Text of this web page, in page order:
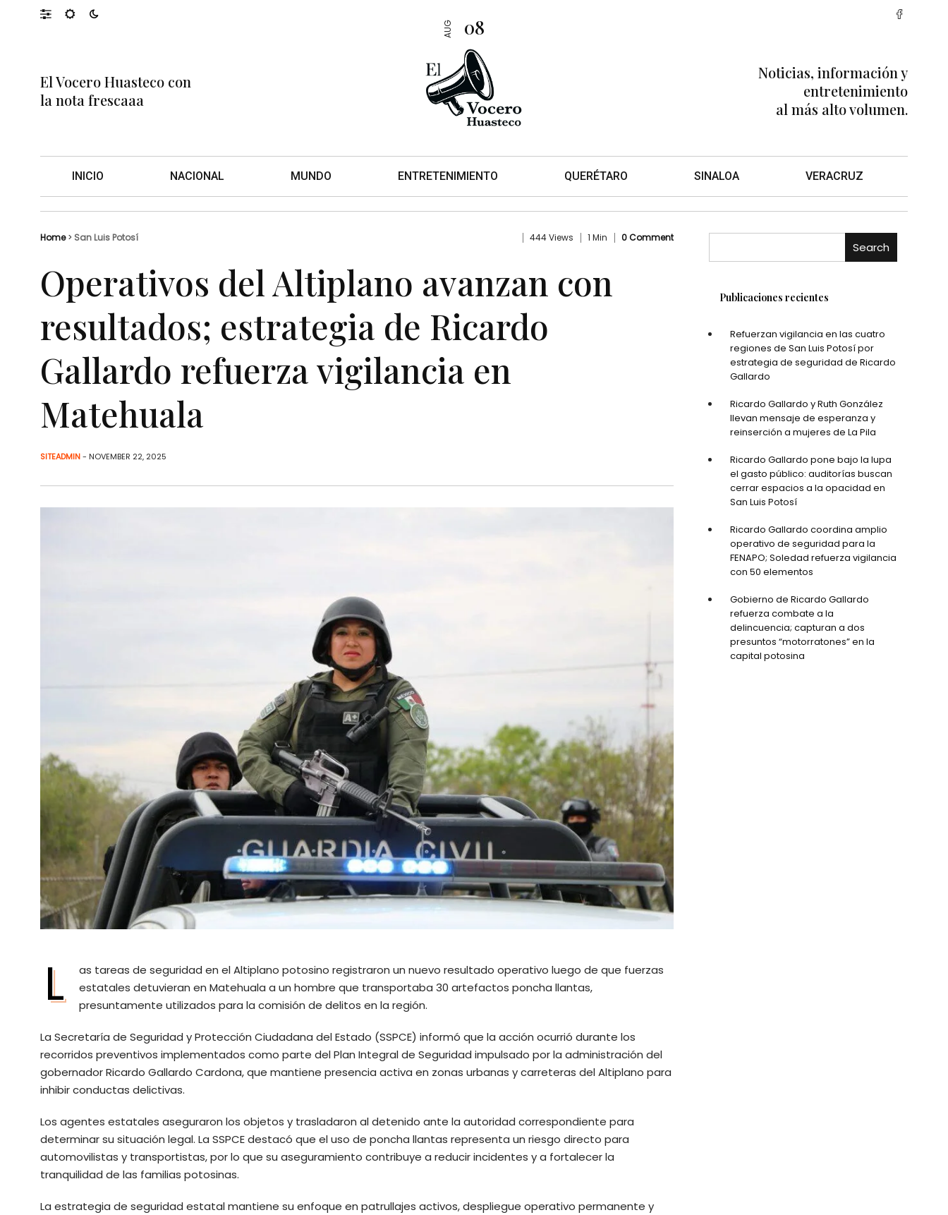
08
AUG
El Vocero Huasteco con
la nota frescaaa
Noticias, información y
entretenimiento
al más alto volumen.
INICIO NACIONAL MUNDO ENTRETENIMIENTO QUERÉTARO SINALOA VERACRUZ
Home> San Luis Potosí 444 Views 1 Min 0 Comment
Operativos del Altiplano avanzan con
resultados; estrategia de Ricardo
Gallardo refuerza vigilancia en
Matehuala
SITEADMIN- NOVEMBER 22, 2025
L
as tareas de seguridad en el Altiplano potosino registraron un nuevo resultado operativo luego de que fuerzas
estatales detuvieran en Matehuala a un hombre que transportaba 30 artefactos poncha llantas,
presuntamente utilizados para la comisión de delitos en la región.
La Secretaría de Seguridad y Protección Ciudadana del Estado (SSPCE) informó que la acción ocurrió durante los
recorridos preventivos implementados como parte del Plan Integral de Seguridad impulsado por la administración del
gobernador Ricardo Gallardo Cardona, que mantiene presencia activa en zonas urbanas y carreteras del Altiplano para
inhibir conductas delictivas.
Los agentes estatales aseguraron los objetos y trasladaron al detenido ante la autoridad correspondiente para
determinar su situación legal. La SSPCE destacó que el uso de poncha llantas representa un riesgo directo para
automovilistas y transportistas, por lo que su aseguramiento contribuye a reducir incidentes y a fortalecer la
tranquilidad de las familias potosinas.
La estrategia de seguridad estatal mantiene su enfoque en patrullajes activos, despliegue operativo permanente y
Search
Publicaciones recientes
Refuerzan vigilancia en las cuatro
regiones de San Luis Potosí por
estrategia de seguridad de Ricardo
Gallardo
Ricardo Gallardo y Ruth González
llevan mensaje de esperanza y
reinserción a mujeres de La Pila
Ricardo Gallardo pone bajo la lupa
el gasto público: auditorías buscan
cerrar espacios a la opacidad en
San Luis Potosí
Ricardo Gallardo coordina amplio
operativo de seguridad para la
FENAPO; Soledad refuerza vigilancia
con 50 elementos
Gobierno de Ricardo Gallardo
refuerza combate a la
delincuencia; capturan a dos
presuntos “motorratones” en la
capital potosina